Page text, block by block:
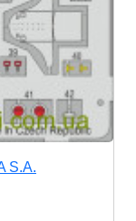
S.A.